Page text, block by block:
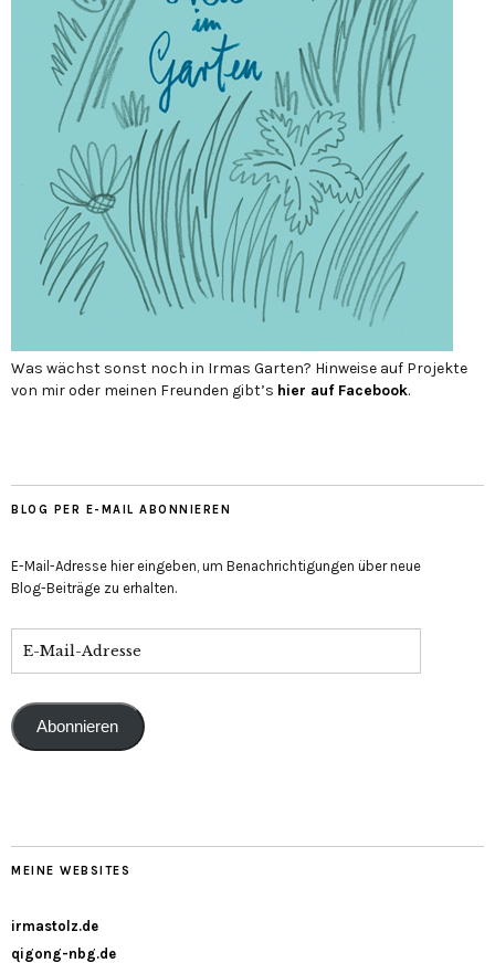
Was wächst sonst noch in Irmas Garten? Hinweise auf Projekte
von mir oder meinen Freunden gibt’s hier auf Face­book.
BLOG PER E-MAIL ABONNIEREN
E-Mail-Adresse hier eingeben, um Benachrichtigungen über neue
Blog-Beiträge zu erhalten.
Abonnieren
MEINE WEBSITES
irmastolz.de
qigong-nbg.de